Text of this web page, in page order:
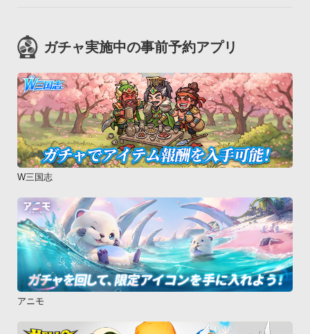
ガチャ実施中の事前予約アプリ
W三国志
アニモ